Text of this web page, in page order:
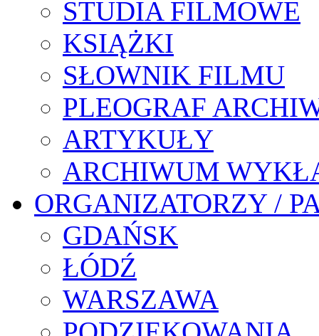
STUDIA FILMOWE
KSIĄŻKI
SŁOWNIK FILMU
PLEOGRAF
ARTYKUŁY
ARCHIWUM
ORGANIZATORZY /
GDAŃSK
ŁÓDŹ
WARSZAWA